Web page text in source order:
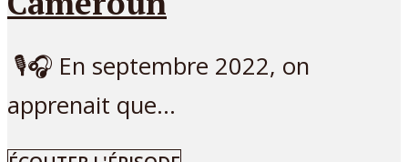
🎙🎧 En septembre 2022, on
apprenait que...